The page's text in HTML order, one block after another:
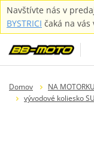
Navštívte nás v
BYSTRICI čaká na vás
Domov NA MOTORKU
vývodové koliesko